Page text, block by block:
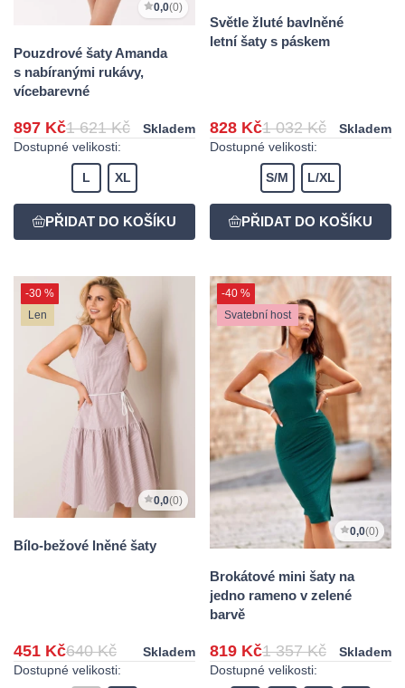
0,0(0)
Pouzdrové šaty Amanda
s nabíranými rukávy,
vícebarevné
897 Kč1 621 Kč
Skladem
Dostupné velikosti:
L XL
Světle žluté bavlněné
letní šaty s páskem
828 Kč1 032 Kč
Skladem
Dostupné velikosti:
S/M L/XL
-30 %
Len
0,0(0)
Bílo-bežové lněné šaty
451 Kč640 Kč
Skladem
Dostupné velikosti:
-40 %
Svatební host
0,0(0)
Brokátové mini šaty na
jedno rameno v zelené
barvě
819 Kč1 357 Kč
Skladem
Dostupné velikosti: